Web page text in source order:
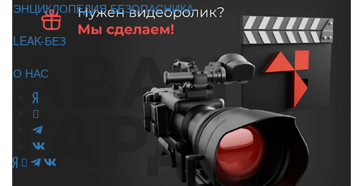
ЭНЦИКЛОПЕДИЯ БЕЗОПАСНИКА
LEAK-БЕЗ
О НАС